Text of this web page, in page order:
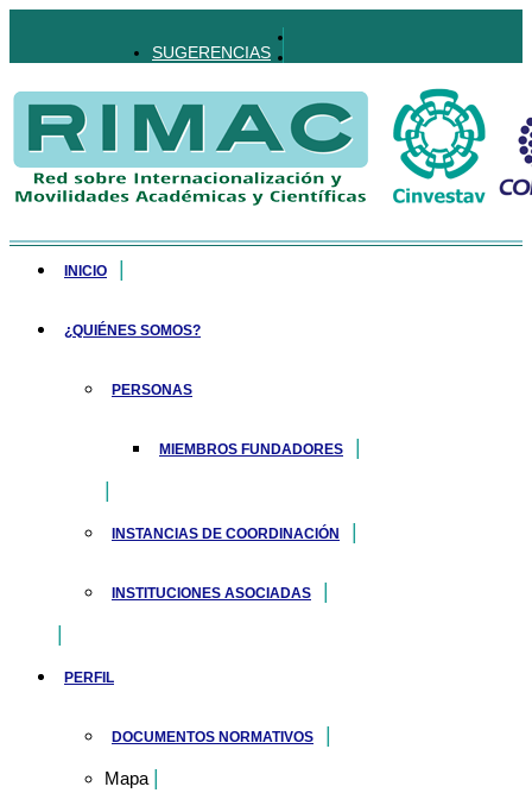
SUGERENCIAS
INICIO
¿QUIÉNES SOMOS?
PERSONAS
MIEMBROS FUNDADORES
INSTANCIAS DE COORDINACIÓN
INSTITUCIONES ASOCIADAS
PERFIL
DOCUMENTOS NORMATIVOS
Mapa